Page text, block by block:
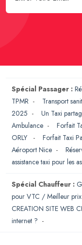
Spécial Passager :
TPMR - Transport
2025 - Un Taxi
Ambulance - Forfait
ORLY
- Forfait Taxi
Aéroport Nice -
assistance taxi pour les
Spécial Chauffeur :
pour VTC / Meilleur prix
CREATION SITE WEB
internet ? -